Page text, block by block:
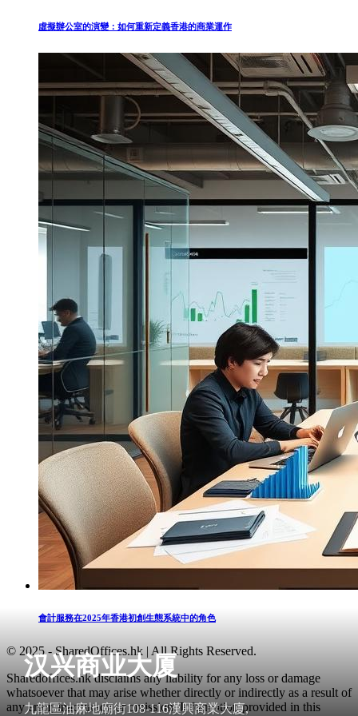
汉兴商业大厦
九龍區油麻地廟街108-116漢興商業大廈,
虛擬辦公室的演變：如何重新定義香港的商業運作
會計服務在2025年香港初創生態系統中的角色
© 2025 - SharedOffices.hk | All Rights Reserved.
Sharedoffices.hk disclaims any liability for any loss or damage
whatsoever that may arise whether directly or indirectly as a result of
any error, inaccuracy or omission. Information provided in this